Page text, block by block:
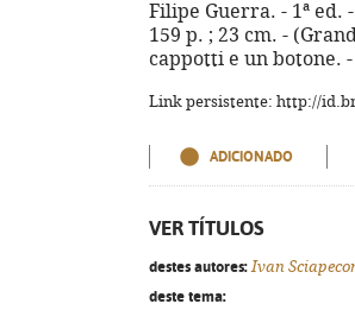
Filipe Guerra. - 1ª ed.
159 p. ; 23 cm. -
cappotti e un botone. -
Link persistente: http://
ADICIONADO
VER TÍTULOS
destes autores: Ivan
deste tema: